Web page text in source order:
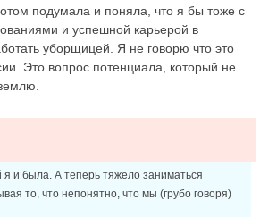
подумала и поняла, что я бы тоже с
и успешной карьерой в
уборщицей. Я не говорю что это
Это вопрос потенциала, который не
и была. А теперь тяжело заниматься
то, что непонятно, что мы (грубо говоря)